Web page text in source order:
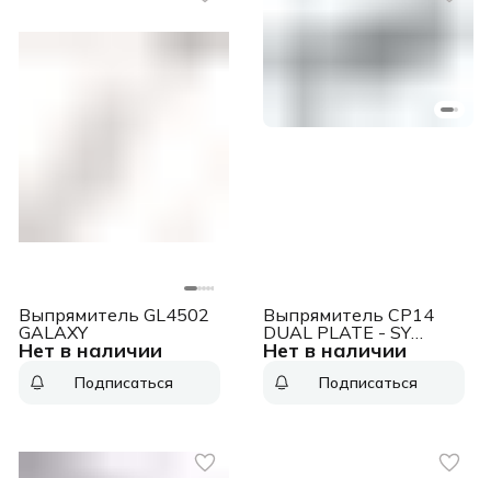
Нет в наличии
Выпрямитель GL4502
GALAXY
Подписаться
Нет в наличии
Выпрямитель CP14
DUAL PLATE - SY
GA.MA
Подписаться